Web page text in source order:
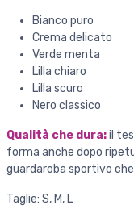
Bianco puro
Crema delicato
Verde menta
Lilla chiaro
Lilla scuro
Nero classico
Qualità che dura:il
forma anche dopo
guardaroba sportivo
Taglie: S, M, L